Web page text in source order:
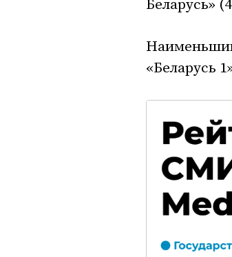
Беларусь»
«Беларусь